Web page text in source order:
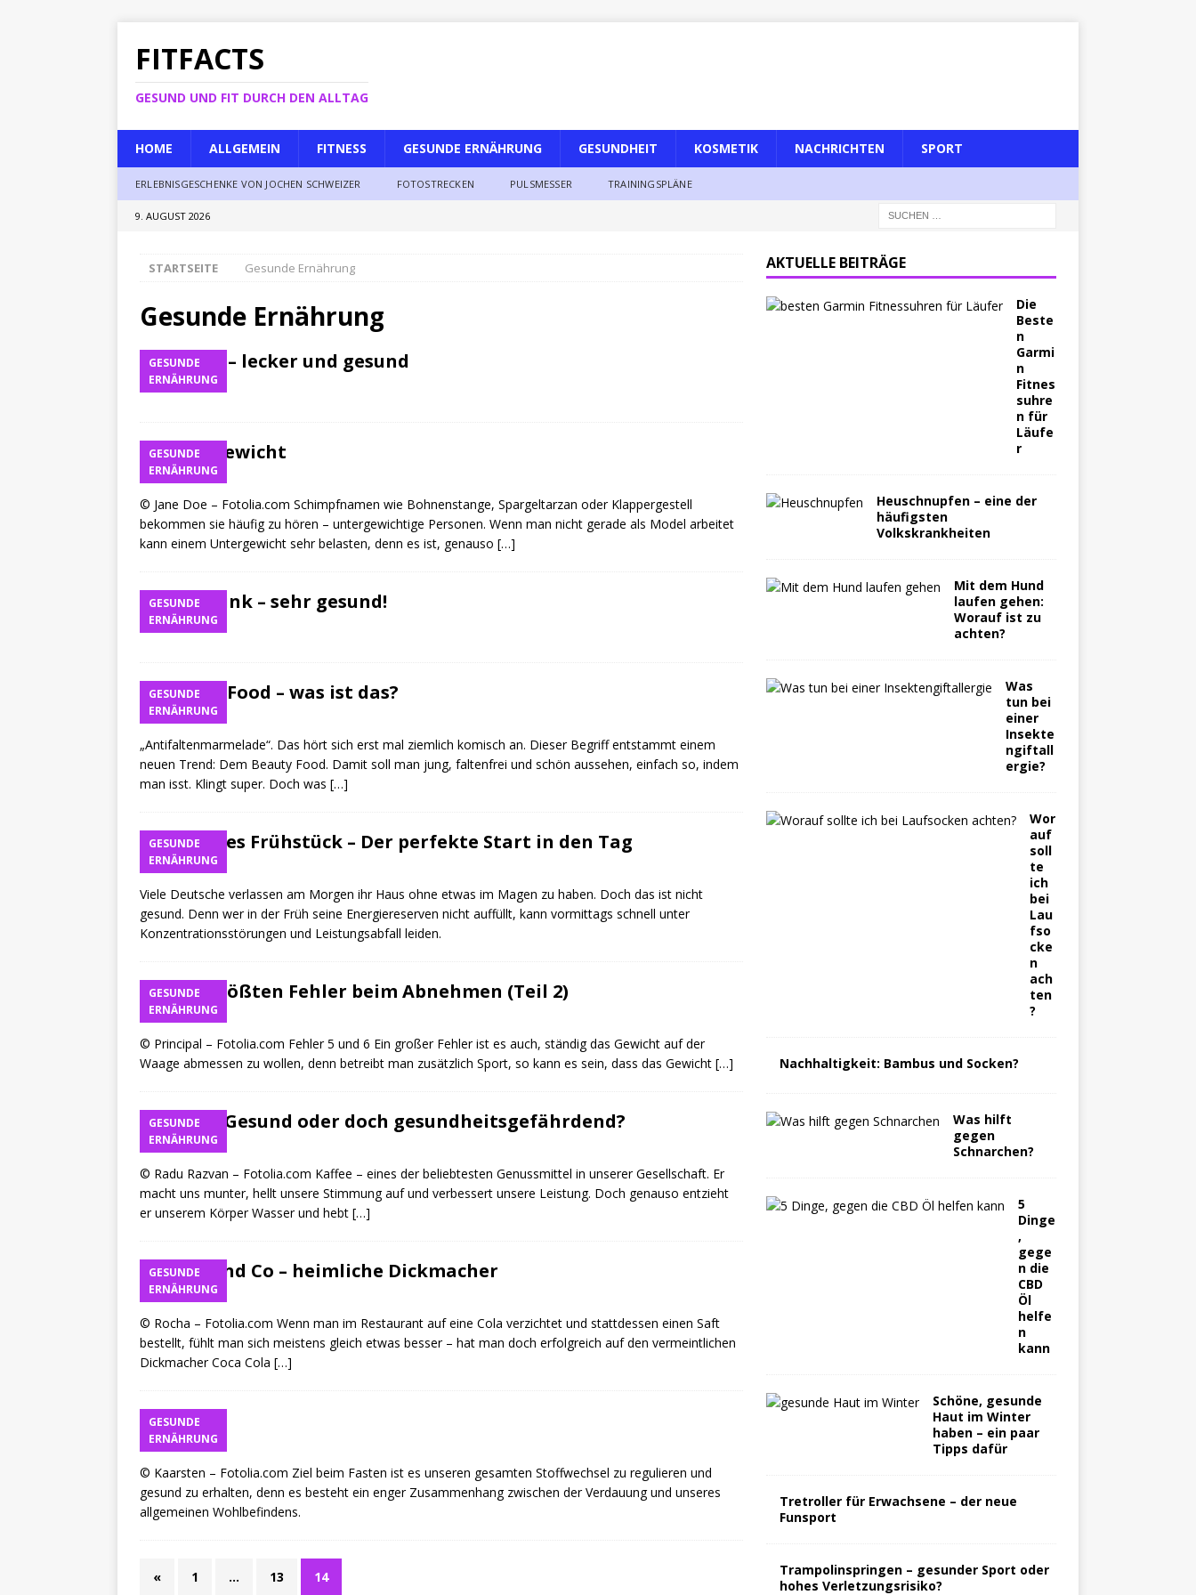
FITFACTS
GESUND UND FIT DURCH DEN ALLTAG
HOME ALLGEMEIN FITNESS GESUNDE ERNÄHRUNG GESUNDHEIT KOSMETIK NACHRICHTEN SPORT
ERLEBNISGESCHENKE VON JOCHEN SCHWEIZER FOTOSTRECKEN PULSMESSER TRAININGSPLÄNE
9. AUGUST 2026
STARTSEITE Gesunde Ernährung
Gesunde Ernährung
GESUNDE
ERNÄHRUNG
Beeren – lecker und gesund
Kai
GESUNDE
ERNÄHRUNG
Untergewicht
Kai
© Jane Doe – Fotolia.com Schimpfnamen wie Bohnenstange, Spargeltarzan oder Klappergestell
bekommen sie häufig zu hören – untergewichtige Personen. Wenn man nicht gerade als Model arbeitet
kann einem Untergewicht sehr belasten, denn es ist, genauso […]
GESUNDE
ERNÄHRUNG
Brottrunk – sehr gesund!
Kai
GESUNDE
ERNÄHRUNG
Beauty Food – was ist das?
Kai
„Antifaltenmarmelade“. Das hört sich erst mal ziemlich komisch an. Dieser Begriff entstammt einem
neuen Trend: Dem Beauty Food. Damit soll man jung, faltenfrei und schön aussehen, einfach so, indem
man isst. Klingt super. Doch was […]
GESUNDE
ERNÄHRUNG
Gesundes Frühstück – Der perfekte Start in den Tag
Kai
Viele Deutsche verlassen am Morgen ihr Haus ohne etwas im Magen zu haben. Doch das ist nicht
gesund. Denn wer in der Früh seine Energiereserven nicht auffüllt, kann vormittags schnell unter
Konzentrationsstörungen und Leistungsabfall leiden.
GESUNDE
ERNÄHRUNG
Die 8 größten Fehler beim Abnehmen (Teil 2)
Kai
© Principal – Fotolia.com Fehler 5 und 6 Ein großer Fehler ist es auch, ständig das Gewicht auf der
Waage abmessen zu wollen, denn betreibt man zusätzlich Sport, so kann es sein, dass das Gewicht […]
GESUNDE
ERNÄHRUNG
Kaffee: Gesund oder doch gesundheitsgefährdend?
Kai
© Radu Razvan – Fotolia.com Kaffee – eines der beliebtesten Genussmittel in unserer Gesellschaft. Er
macht uns munter, hellt unsere Stimmung auf und verbessert unsere Leistung. Doch genauso entzieht
er unserem Körper Wasser und hebt […]
GESUNDE
ERNÄHRUNG
Säfte und Co – heimliche Dickmacher
Kai
© Rocha – Fotolia.com Wenn man im Restaurant auf eine Cola verzichtet und stattdessen einen Saft
bestellt, fühlt man sich meistens gleich etwas besser – hat man doch erfolgreich auf den vermeintlichen
Dickmacher Coca Cola […]
GESUNDE
ERNÄHRUNG
Fasten
Kai
© Kaarsten – Fotolia.com Ziel beim Fasten ist es unseren gesamten Stoffwechsel zu regulieren und
gesund zu erhalten, denn es besteht ein enger Zusammenhang zwischen der Verdauung und unseres
allgemeinen Wohlbefindens.
« 1 … 13 14
AKTUELLE BEITRÄGE
Die
Beste
n
Garmi
n
Fitnes
suhre
n für
Läufe
r
Heuschnupfen – eine der
häufigsten
Volkskrankheiten
Mit dem Hund
laufen gehen:
Worauf ist zu
achten?
Was
tun bei
einer
Insekte
ngiftall
ergie?
Wor
auf
soll
te
ich
bei
Lau
fso
cke
n
ach
ten
?
Nachhaltigkeit: Bambus und Socken?
Was hilft
gegen
Schnarchen?
5
Dinge
,
gege
n die
CBD
Öl
helfe
n
kann
Schöne, gesunde
Haut im Winter
haben – ein paar
Tipps dafür
Tretroller für Erwachsene – der neue
Funsport
Trampolinspringen – gesunder Sport oder
hohes Verletzungsrisiko?